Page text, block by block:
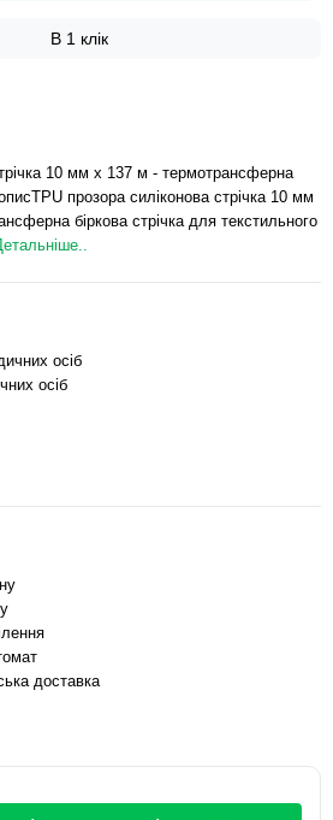
В 1 клік
10 мм x 137 м - термотрансферна
прозора силіконова стрічка 10 мм
біркова стрічка для текстильного
осіб
осіб
доставка